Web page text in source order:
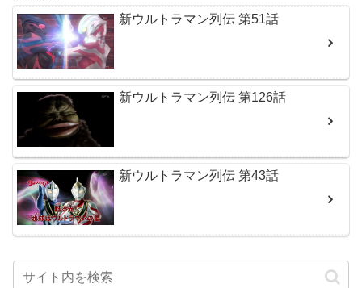
新ウルトラマン列伝 第51話
新ウルトラマン列伝 第126話
新ウルトラマン列伝 第43話